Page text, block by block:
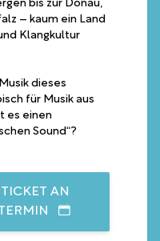
bis zur Donau,
– kaum ein Land
Klangkultur
dieses
für Musik aus
es einen
Sound“?
AN